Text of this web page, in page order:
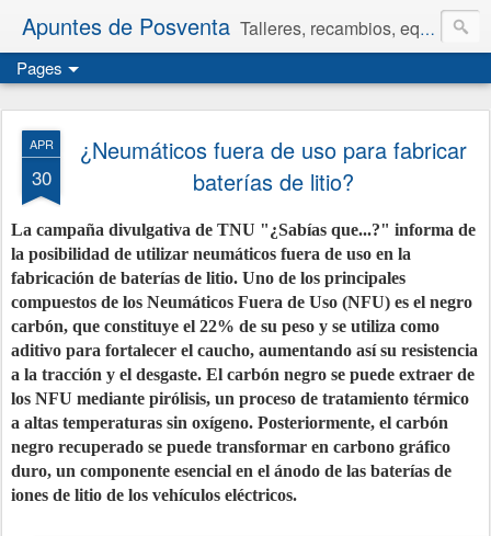
Apuntes de Posventa Talleres, recambios, equipamiento y neumáticos.
Pages
APR
30
¿Neumáticos fuera de uso para fabricar
baterías de litio?
La campaña divulgativa de TNU "¿Sabías que...?" informa de
la posibilidad de utilizar neumáticos fuera de uso en la
fabricación de baterías de litio. Uno de los principales
compuestos de los Neumáticos Fuera de Uso (NFU) es el negro
carbón, que constituye el 22% de su peso y se utiliza como
aditivo para fortalecer el caucho, aumentando así su resistencia
a la tracción y el desgaste. El carbón negro se puede extraer de
los NFU mediante pirólisis, un proceso de tratamiento térmico
a altas temperaturas sin oxígeno. Posteriormente, el carbón
negro recuperado se puede transformar en carbono gráfico
duro, un componente esencial en el ánodo de las baterías de
iones de litio de los vehículos eléctricos.